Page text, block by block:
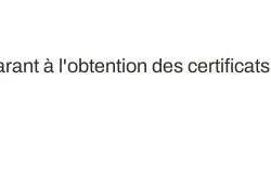
à l'obtention des certificats